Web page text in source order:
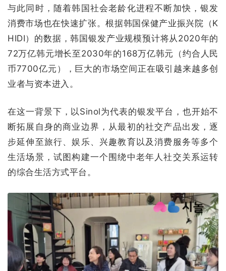
与此同时，随着韩国社会老龄化进程不断加快，银发
消费市场也在快速扩张。根据韩国保健产业振兴院（K
HIDI）的数据，韩国银发产业规模预计将从2020年的
72万亿韩元增长至2030年的168万亿韩元（约合人民
币7700亿元），巨大的市场空间正在吸引越来越多创
业者与资本进入。
在这一背景下，以Sinol为代表的银发平台，也开始不
断拓展自身的商业边界，从最初的社交产品出发，逐
步延伸至旅行、娱乐、兴趣教育以及消费服务等多个
生活场景，试图构建一个围绕中老年人社交关系运转
的综合生活方式平台。